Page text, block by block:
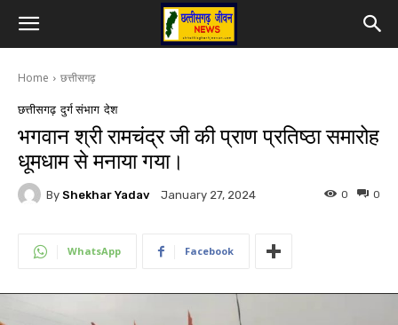
Home छत्तीसगढ़
छत्तीसगढ़ दुर्ग संभाग देश
भगवान श्री रामचंद्र जी की प्राण प्रतिष्ठा समारोह
धूमधाम से मनाया गया।
By Shekhar Yadav January 27, 2024 0
0
WhatsApp Facebook